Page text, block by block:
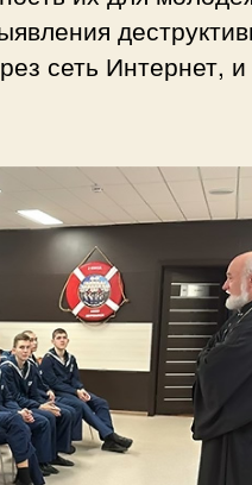
сеть Интернет, и